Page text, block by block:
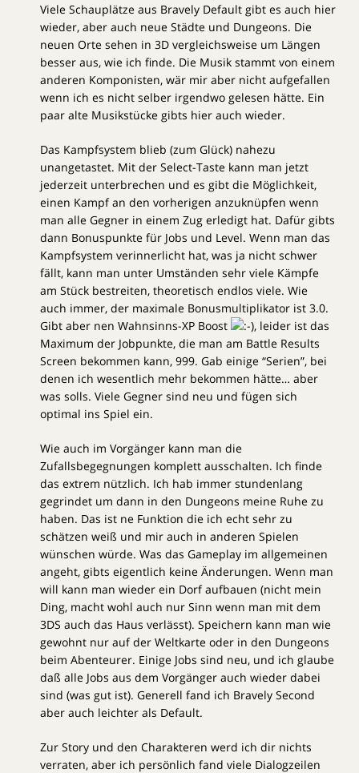
Viele Schauplätze aus Bravely Default gibt es auch hier
wieder, aber auch neue Städte und Dungeons. Die
neuen Orte sehen in 3D vergleichsweise um Längen
besser aus, wie ich finde. Die Musik stammt von einem
anderen Komponisten, wär mir aber nicht aufgefallen
wenn ich es nicht selber irgendwo gelesen hätte. Ein
paar alte Musikstücke gibts hier auch wieder.
Das Kampfsystem blieb (zum Glück) nahezu
unangetastet. Mit der Select-Taste kann man jetzt
jederzeit unterbrechen und es gibt die Möglichkeit,
einen Kampf an den vorherigen anzuknüpfen wenn
man alle Gegner in einem Zug erledigt hat. Dafür gibts
dann Bonuspunkte für Jobs und Level. Wenn man das
Kampfsystem verinnerlicht hat, was ja nicht schwer
fällt, kann man unter Umständen sehr viele Kämpfe
am Stück bestreiten, theoretisch endlos viele. Wie
auch immer, der maximale Bonusmultiplikator ist 3.0.
Gibt aber nen Wahnsinns-XP Boost
, leider ist das
Maximum der Jobpunkte, die man am Battle Results
Screen bekommen kann, 999. Gab einige “Serien”, bei
denen ich wesentlich mehr bekommen hätte… aber
was solls. Viele Gegner sind neu und fügen sich
optimal ins Spiel ein.
Wie auch im Vorgänger kann man die
Zufallsbegegnungen komplett ausschalten. Ich finde
das extrem nützlich. Ich hab immer stundenlang
gegrindet um dann in den Dungeons meine Ruhe zu
haben. Das ist ne Funktion die ich echt sehr zu
schätzen weiß und mir auch in anderen Spielen
wünschen würde. Was das Gameplay im allgemeinen
angeht, gibts eigentlich keine Änderungen. Wenn man
will kann man wieder ein Dorf aufbauen (nicht mein
Ding, macht wohl auch nur Sinn wenn man mit dem
3DS auch das Haus verlässt). Speichern kann man wie
gewohnt nur auf der Weltkarte oder in den Dungeons
beim Abenteurer. Einige Jobs sind neu, und ich glaube
daß alle Jobs aus dem Vorgänger auch wieder dabei
sind (was gut ist). Generell fand ich Bravely Second
aber auch leichter als Default.
Zur Story und den Charakteren werd ich dir nichts
verraten, aber ich persönlich fand viele Dialogzeilen